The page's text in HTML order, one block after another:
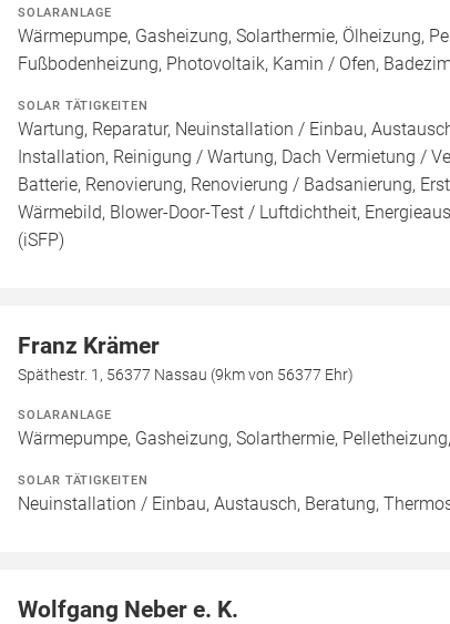
SOLARANLAGE
Wärmepumpe, Gasheizung, Solarthermie, Ölheizung,
Fußbodenheizung, Photovoltaik, Kamin / Ofen,
SOLAR TÄTIGKEITEN
Wartung, Reparatur, Neuinstallation / Einbau,
Installation, Reinigung / Wartung, Dach Vermietung /
Batterie, Renovierung, Renovierung / Badsanierung,
Wärmebild, Blower-Door-Test / Luftdichtheit,
(iSFP)
Franz Krämer
Späthestr. 1, 56377 Nassau (9km von 56377 Ehr)
SOLARANLAGE
Wärmepumpe, Gasheizung, Solarthermie,
SOLAR TÄTIGKEITEN
Neuinstallation / Einbau, Austausch, Beratung,
Wolfgang Neber e. K.